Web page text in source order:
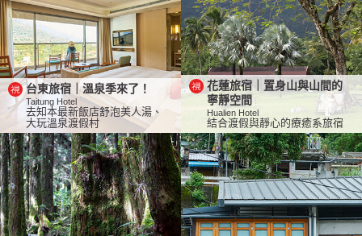
台東旅宿｜溫泉季來了！
Taitung Hotel
去知本最新飯店舒泡美人湯、
大玩溫泉渡假村
花蓮旅宿｜置身山與山間的
寧靜空間
Hualien Hotel
結合渡假與靜心的療癒系旅宿